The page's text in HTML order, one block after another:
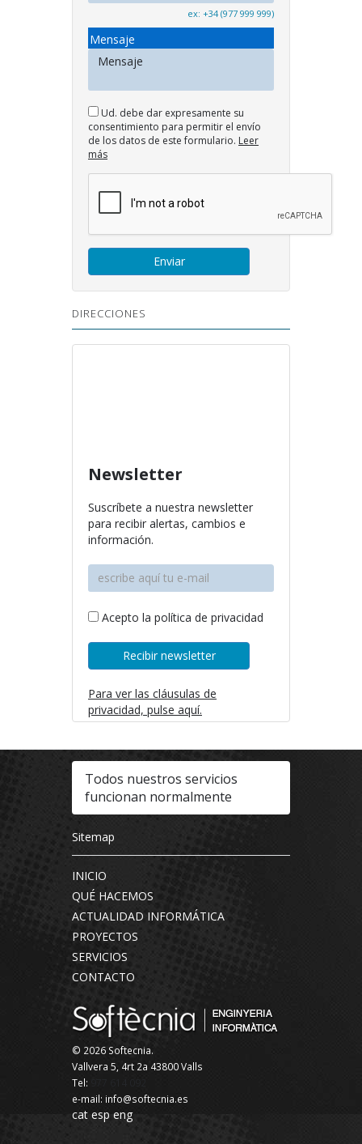
ex: +34 (977 999 999)
Mensaje
Ud. debe dar expresamente su
consentimiento para permitir el envío
de los datos de este formulario. Leer
más
DIRECCIONES
Newsletter
Suscríbete a nuestra newsletter
para recibir alertas, cambios e
información.
Acepto la política de privacidad
Para ver las cláusulas de
privacidad, pulse aquí.
Todos nuestros servicios
funcionan normalmente
Sitemap
INICIO
QUÉ HACEMOS
ACTUALIDAD INFORMÁTICA
PROYECTOS
SERVICIOS
CONTACTO
© 2026 Softecnia.
Vallvera 5, 4rt 2a 43800 Valls
Tel:
e-mail: info@softecnia.es
cat esp eng